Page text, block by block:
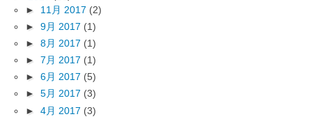
► 11月 2017 (2)
► 9月 2017 (1)
► 8月 2017 (1)
► 7月 2017 (1)
► 6月 2017 (5)
► 5月 2017 (3)
► 4月 2017 (3)